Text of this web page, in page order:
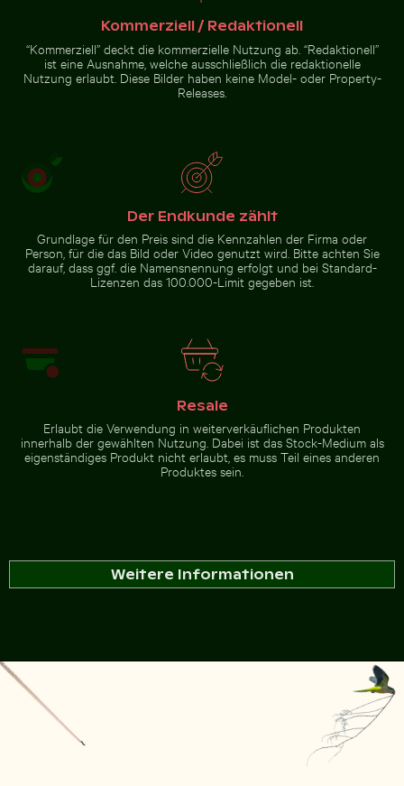
Zur Stock-Kollektion
Kommerziell / Redaktionell
“Kommerziell” deckt die kommerzielle Nutzung ab. “Redaktionell”
ist eine Ausnahme, welche ausschließlich die redaktionelle
Nutzung erlaubt. Diese Bilder haben keine Model- oder Property-
Releases.
Der Endkunde zählt
Grundlage für den Preis sind die Kennzahlen der Firma oder
Person, für die das Bild oder Video genutzt wird. Bitte achten Sie
darauf, dass ggf. die Namensnennung erfolgt und bei Standard-
Lizenzen das 100.000-Limit gegeben ist.
Resale
Erlaubt die Verwendung in weiterverkäuflichen Produkten
innerhalb der gewählten Nutzung. Dabei ist das Stock-Medium als
eigenständiges Produkt nicht erlaubt, es muss Teil eines anderen
Produktes sein.
Weitere Informationen